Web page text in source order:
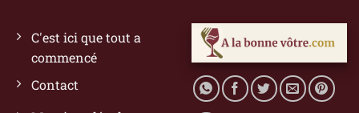
C'est ici que tout a
commencé
Contact